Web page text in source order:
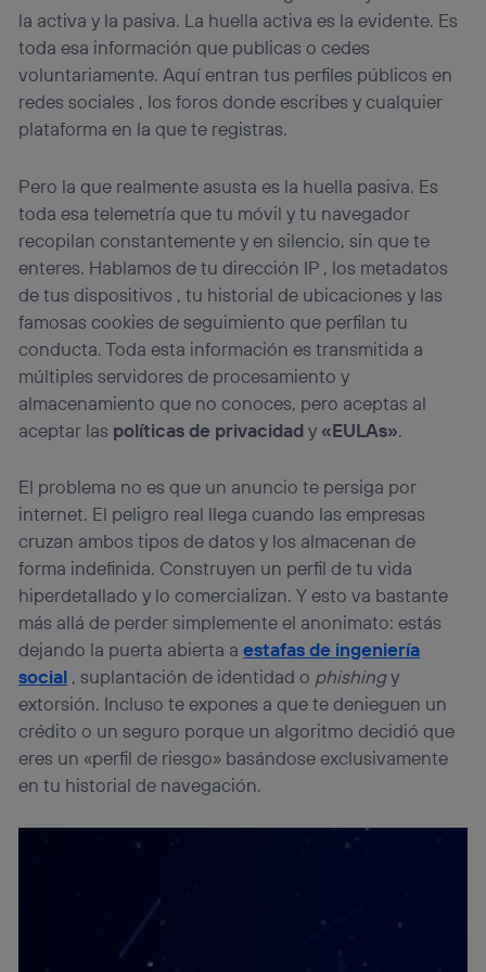
la activa y la pasiva. La huella activa es la evidente. Es
toda esa información que publicas o cedes
voluntariamente. Aquí entran tus perfiles públicos en
redes sociales , los foros donde escribes y cualquier
plataforma en la que te registras.
Pero la que realmente asusta es la huella pasiva. Es
toda esa telemetría que tu móvil y tu navegador
recopilan constantemente y en silencio, sin que te
enteres. Hablamos de tu dirección IP , los metadatos
de tus dispositivos , tu historial de ubicaciones y las
famosas cookies de seguimiento que perfilan tu
conducta. Toda esta información es transmitida a
múltiples servidores de procesamiento y
almacenamiento que no conoces, pero aceptas al
aceptar las políticas de privacidady «EULAs».
El problema no es que un anuncio te persiga por
internet. El peligro real llega cuando las empresas
cruzan ambos tipos de datos y los almacenan de
forma indefinida. Construyen un perfil de tu vida
hiperdetallado y lo comercializan. Y esto va bastante
más allá de perder simplemente el anonimato: estás
dejando la puerta abierta aestafas de ingeniería
social , suplantación de identidad o phishingy
extorsión. Incluso te expones a que te denieguen un
crédito o un seguro porque un algoritmo decidió que
eres un «perfil de riesgo» basándose exclusivamente
en tu historial de navegación.
Si utilizas datos móviles, el marketing será más
personalizado, ya que se basará únicamente en la
navegación del usuario del móvil.
Puedes gestionar los consentimientos Utiq seleccionando
“Administrar Utiq” en la parte inferior de esta página web o
portal de privacidad de Utiq
la política de privacidad de Utiq